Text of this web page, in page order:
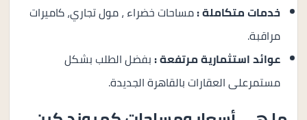
خدمات متكاملة :مساحات خضراء ، مول تجاري، كاميرات
مراقبة.
عوائد استثمارية مرتفعة :بفضل الطلب بشكل
مستمرعلى العقارات بالقاهرة الجديدة.